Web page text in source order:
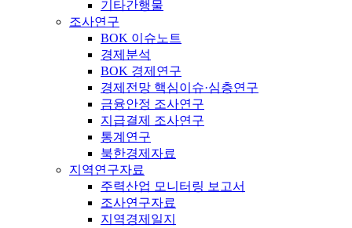
기타간행물
조사연구
BOK 이슈노트
경제분석
BOK 경제연구
경제전망 핵심이슈·심층연구
금융안정 조사연구
지급결제 조사연구
통계연구
북한경제자료
지역연구자료
주력산업 모니터링 보고서
조사연구자료
지역경제일지